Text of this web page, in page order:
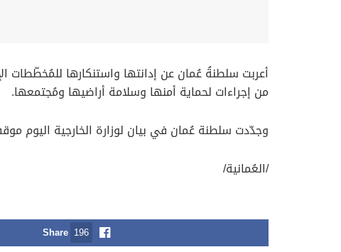
أعربت سلطنةُ عُمان عن إدانتها واستنكارها للمُخطّطات
من إجراءات لحماية أمنها وسلامة أراضيها ومُجتمعها.
وجدّدت سلطنة عُمان في بيان لوزارة الخارجية اليوم
/العُمانية/
Share 196